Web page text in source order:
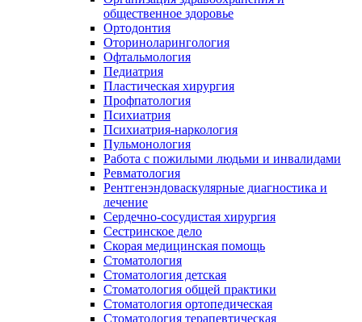
общественное здоровье
Ортодонтия
Оториноларингология
Офтальмология
Педиатрия
Пластическая хирургия
Профпатология
Психиатрия
Психиатрия-наркология
Пульмонология
Работа с пожилыми людьми и инвалидами
Ревматология
Рентгенэндоваскулярные диагностика и
лечение
Сердечно-сосудистая хирургия
Сестринское дело
Скорая медицинская помощь
Стоматология
Стоматология детская
Стоматология общей практики
Стоматология ортопедическая
Стоматология терапевтическая